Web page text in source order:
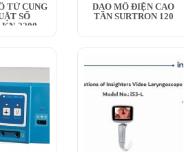
TỬ CUNG
SỐ
2200
DAO MỔ ĐIỆN CAO
TẦN SURTRON 120